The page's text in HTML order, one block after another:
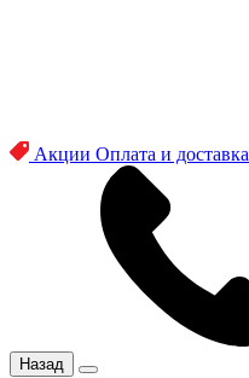
Акции Оплата и доставка
Назад